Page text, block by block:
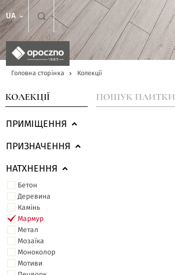
UA
Головна сторінка Колекції
КОЛЕКЦІЇ ПОШУК ПЛИТКИ
ПРИМІЩЕННЯ
ПРИЗНАЧЕННЯ
НАТХНЕННЯ
Бетон
Деревина
Камінь
Мармур
Метал
Мозаїка
Моноколор
Мотиви